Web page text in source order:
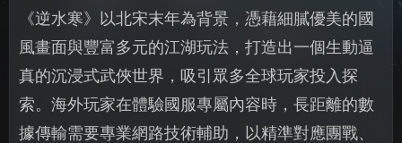
《逆水寒》以北宋末年為背景，憑藉細膩優美的國
風畫面與豐富多元的江湖玩法，打造出一個生動逼
真的沉浸式武俠世界，吸引眾多全球玩家投入探
索。海外玩家在體驗國服專屬內容時，長距離的數
據傳輸需要專業網路技術輔助，以精準對應團戰、